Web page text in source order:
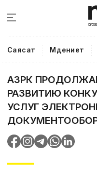
Саясат Мәдениет
АЗРК
РАЗВИТИЮ
УСЛУГ